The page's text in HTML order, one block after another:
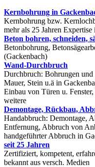
Kernbohrung in
Kernbohrung bzw.
mehr als 25 Jahren
Beton bohren, schneiden,
Betonbohrung,
(Gackenbach)
Wand-Durchbruch
Durchbruch: Bohrungen
Mauer, Stein u.ä in
Einbau von Türen u.
weitere
Demontage, Rückbau,
Handabbruch: Demontage,
Entfernung, Abbruch von
handgeführter Abbruch in
seit 25 Jahren
Zertifiziert, kompetent,
bekannt aus versch. Medien